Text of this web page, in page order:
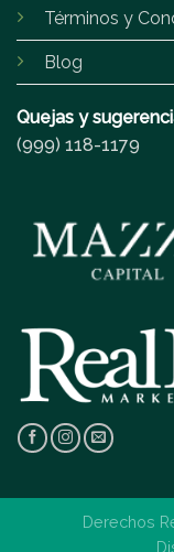
Términos y
Blog
Quejas y
(999) 118-1179
Derechos